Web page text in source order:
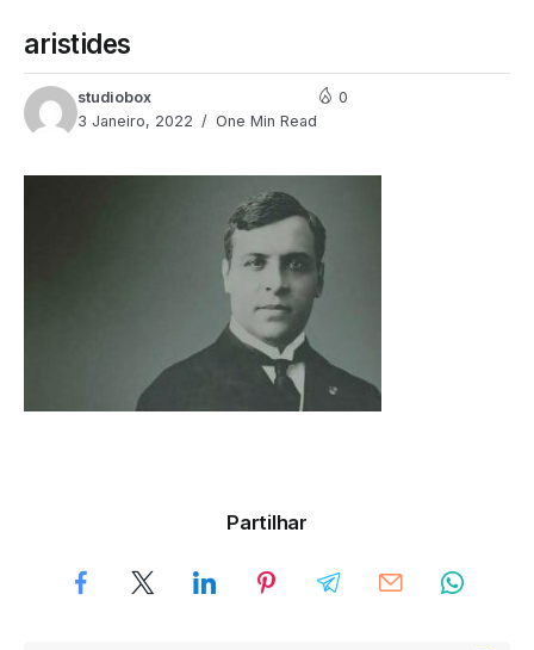
aristides
studiobox
3 Janeiro, 2022
One Min Read
0
Partilhar